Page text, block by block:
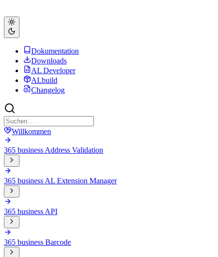
Dokumentation
Downloads
AL Developer
ALbuild
Changelog
Willkommen
365 business Address Validation
365 business AL Extension Manager
365 business API
365 business Barcode